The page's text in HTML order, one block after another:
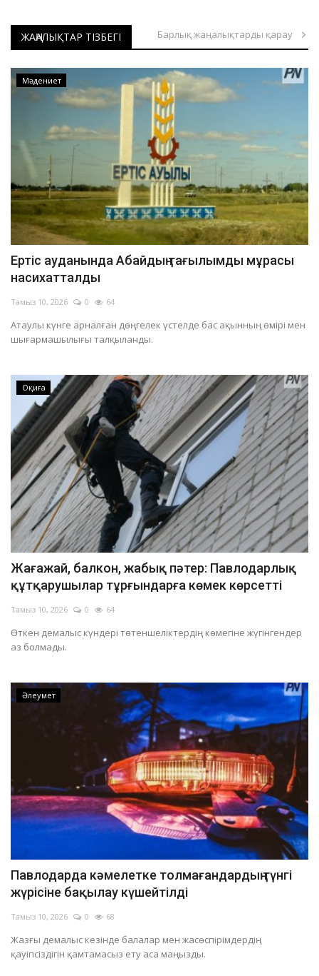
Павлодарда ер адамды аяусыз ұрғандар ұсталды
Павлодар облысында отбасылық-тұрмыстық жанжалдан төрт адам қаза тапты
Екібастұзда жарақат алған әйел тікұшақпен облыс орталығына жеткізілді
Екібастұздағы жол апатынан зардап шеккен баланың жағдайы орташа ауырлықта
Павлодарлық құтқарушылар үш жасар балаға жедел көмек көрсетті
Павлодар облысында демалыс күндері 103 қызметі күшейтілген режимде жұмыс істеді
Баянауыл ұлттық паркіндегі өрті ауыздықталды
Павлодарда адам өліміне әкелген жол апаты бойынша қылмыстық іс қозғалды
Павлодарда тағы бір бала биіктен құлап көз жұмды
Павлодар ЖЭО-2-де іске қосу кезінде оқыс оқиға орын алды
Павлодарда тұрғын үйдегі өрттен пәтер иесі зардап шекті
Павлодарда бір көшеде көлік қозғалысы уақытша шектеледі
Павлодар облысында суға батып кеткен ер адамның денесі табылды
ЖАҢАЛЫҚТАР ТІЗБЕГІ Барлық жаңалықтарды қарау
Мәдениет
Ертіс ауданында Абайдың тағылымды мұрасы
насихатталды
Тамыз 10, 2026 0 64
Атаулы күнге арналған дөңгелек үстелде бас ақынның өмірі мен
шығармашылығы талқыланды.
Оқиға
Жағажай, балкон, жабық пәтер: Павлодарлық
құтқарушылар тұрғындарға көмек көрсетті
Тамыз 10, 2026 0 64
Өткен демалыс күндері төтеншеліктердің көмегіне жүгінгендер
аз болмады.
Әлеумет
Павлодарда кәмелетке толмағандардың түнгі
жүрісіне бақылау күшейтілді
Тамыз 10, 2026 0 68
Жазғы демалыс кезінде балалар мен жасөспірімдердің
қауіпсіздігін қамтамасыз ету аса маңызды.